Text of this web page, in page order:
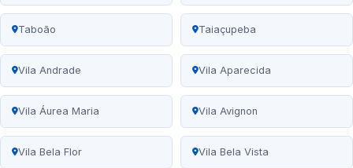
Taboão Taiaçupeba
Vila Andrade Vila Aparecida
Vila Áurea Maria Vila Avignon
Vila Bela Flor Vila Bela Vista